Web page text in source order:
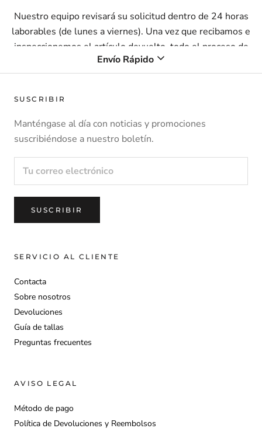
Nuestro equipo revisará su solicitud dentro de 24 horas
laborables (de lunes a viernes). Una vez que recibamos e
inspeccionemos el artículo devuelto, todo el proceso de
reembolso se completará dentro de 7 días laborables. Esto
incluye nuestro tiempo de procesamiento interno y el tiempo
Tras confirmar que el artículo cumple con las condiciones de
reembolso.
Para obtener más información, consulte nuestra
Envío Rápido
SUSCRIBIR
Manténgase al día con noticias y promociones
suscribiéndose a nuestro boletín.
SUSCRIBIR
SERVICIO AL CLIENTE
Contacta
Sobre nosotros
Devoluciones
Guía de tallas
Preguntas frecuentes
AVISO LEGAL
Método de pago
Política de Devoluciones y Reembolsos